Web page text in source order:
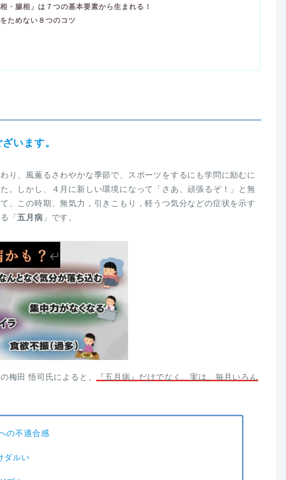
・腸相」は７つの基本要素から生まれる！
ためない８つのコツ
います。
り、風薫るさわやかな季節で、スポーツをするにも学問に励むに
。しかし、４月に新しい環境になって「さあ、頑張るぞ！」と無
、この時期、無気力，引きこもり，軽うつ気分などの症状を示す
「 五月病 」です。
梅田 悟司氏によると、
『五月病』だけでなく、実は、毎月いろん
の不適合感
ダルい